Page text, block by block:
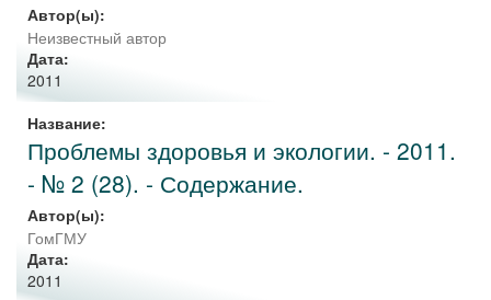
Автор(ы):
Неизвестный автор
Дата:
2011
Название:
Проблемы здоровья и экологии. - 2011.
- № 2 (28). - Содержание.
Автор(ы):
ГомГМУ
Дата:
2011